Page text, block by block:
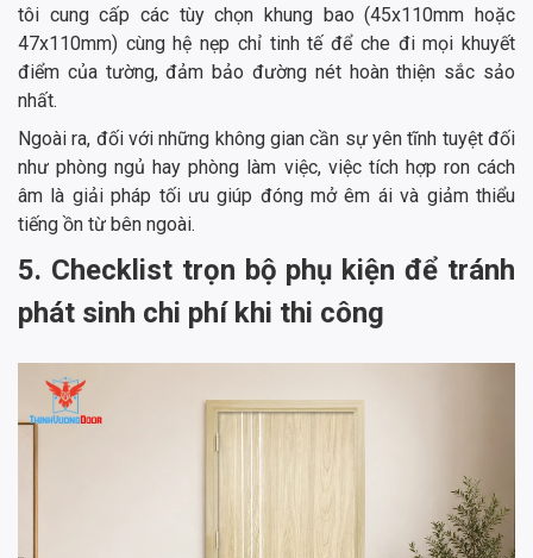
tôi cung cấp các tùy chọn khung bao (45x110mm hoặc
47x110mm) cùng hệ nẹp chỉ tinh tế để che đi mọi khuyết
điểm của tường, đảm bảo đường nét hoàn thiện sắc sảo
nhất.
Ngoài ra, đối với những không gian cần sự yên tĩnh tuyệt đối
như phòng ngủ hay phòng làm việc, việc tích hợp ron cách
âm là giải pháp tối ưu giúp đóng mở êm ái và giảm thiểu
tiếng ồn từ bên ngoài.
5. Checklist trọn bộ phụ kiện để tránh
phát sinh chi phí khi thi công